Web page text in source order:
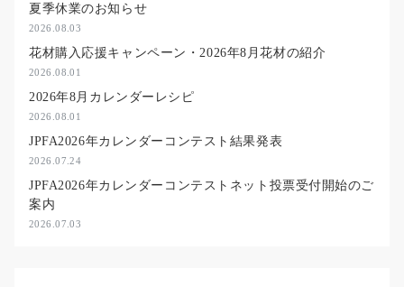
夏季休業のお知らせ
2026.08.03
花材購入応援キャンペーン・2026年8月花材の紹介
2026.08.01
2026年8月カレンダーレシピ
2026.08.01
JPFA2026年カレンダーコンテスト結果発表
2026.07.24
JPFA2026年カレンダーコンテストネット投票受付開始のご
案内
2026.07.03